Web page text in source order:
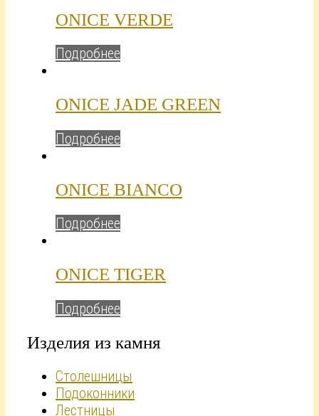
ONICE VERDE
Подробнее
ONICE JADE GREEN
Подробнее
ONICE BIANCO
Подробнее
ONICE TIGER
Подробнее
Изделия из камня
Столешницы
Подоконники
Лестницы